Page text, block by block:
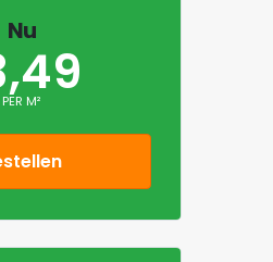
Nu
PER M²